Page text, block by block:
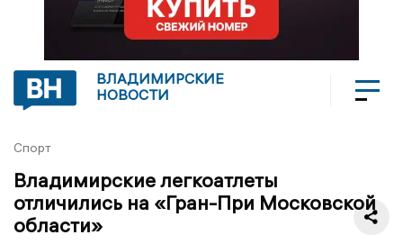
ВЛАДИМИРСКИЕ
НОВОСТИ
Спорт
Владимирские легкоатлеты
отличились на «Гран-При Московской
области»